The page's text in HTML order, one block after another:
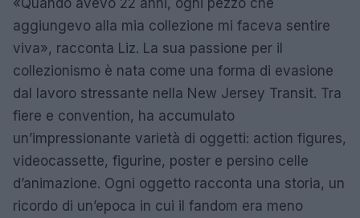
aggiungevo alla mia collezione mi faceva sentire
viva», racconta Liz. La sua passione per il
collezionismo è nata come una forma di evasione
dal lavoro stressante nella New Jersey Transit. Tra
fiere e convention, ha accumulato
un’impressionante varietà di oggetti: action figures,
videocassette, figurine, poster e persino celle
d’animazione. Ogni oggetto racconta una storia, un
ricordo di un’epoca in cui il fandom era meno